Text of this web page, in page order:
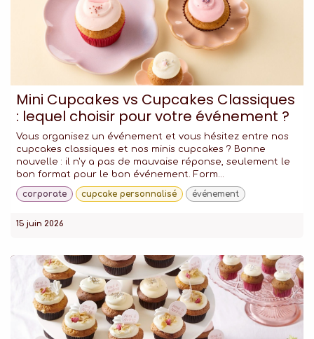
Mini Cupcakes vs Cupcakes Classiques
: lequel choisir pour votre événement ?
Vous organisez un événement et vous hésitez entre nos
cupcakes classiques et nos minis cupcakes ? Bonne
nouvelle : il n'y a pas de mauvaise réponse, seulement le
bon format pour le bon événement. Form...
corporate cupcake personnalisé événement
15 juin 2026